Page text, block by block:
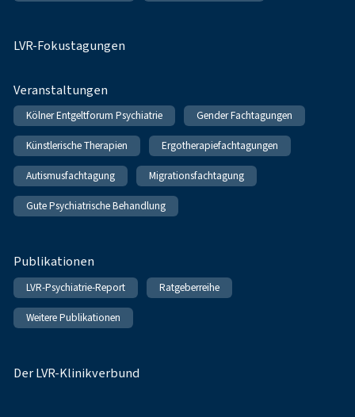
LVR-Fokustagungen
Veranstaltungen
Kölner Entgeltforum Psychiatrie Gender Fachtagungen
Künstlerische Therapien Ergotherapiefachtagungen
Autismusfachtagung Migrationsfachtagung
Gute Psychiatrische Behandlung
Publikationen
LVR-Psychiatrie-Report Ratgeberreihe
Weitere Publikationen
Der LVR-Klinikverbund